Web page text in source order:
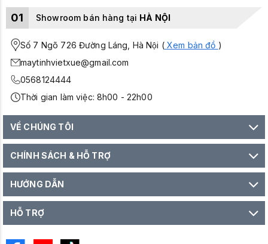
01 Showroom bán hàng tại HÀ NỘI
Số 7 Ngõ 726 Đường Láng, Hà Nội (Xem bản đồ )
maytinhvietxue@gmail.com
0568124444
Thời gian làm việc: 8h00 - 22h00
VỀ CHÚNG TÔI
CHÍNH SÁCH & HỖ TRỢ
HƯỚNG DẪN
HỖ TRỢ